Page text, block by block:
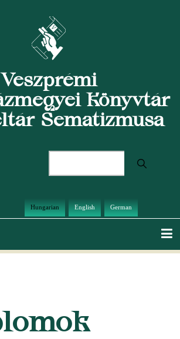
Veszprémi
Könyvtár
Sematizmusa
Hungarian English German